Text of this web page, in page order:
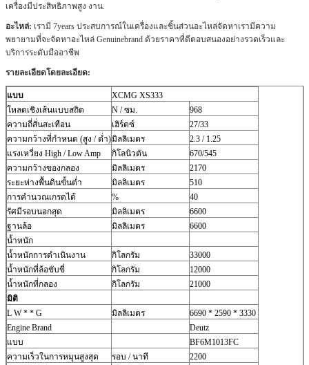
เครื่องมีประสิทธิภาพสูง งาน.
อะไหล่: เรามี 7years ประสบการณ์ในเครื่องและชิ้นส่วนอะไหล่จัดหาเรามีความ
พยายามที่จะจัดหาอะไหล่ Genuinebrand ด้วยราคาที่ดีตอบสนองอย่างรวดเร็วและ
บริการระดับมืออาชีพ
รายละเอียดโดยละเอียด:
แบบ
XCMG XS333
โหลดเชิงเส้นแบบสถิต
N / ซม.
968
ความถี่สั่นสะเทือน
เฮิร์ตซ์
27/33
ความกว้างที่กำหนด (สูง / ต่ำ)มิลลิเมตร
2.3 / 1.25
แรงเหวี่ยง High / Low Amp
กิโลนิวตัน
670/545
ความกว้างของกลอง
มิลลิเมตร
2170
ระยะห่างพื้นดินขั้นต่ำ
มิลลิเมตร
510
การคำนวณเกรดได้
%
40
รัศมีรอบนอกสุด
มิลลิเมตร
6600
ฐานล้อ
มิลลิเมตร
6600
น้ำหนัก
น้ำหนักการดำเนินงาน
กิโลกรัม
33000
น้ำหนักที่ล้อขับขี่
กิโลกรัม
12000
น้ำหนักที่กลอง
กิโลกรัม
21000
มิติ
L W * * G
มิลลิเมตร
6690 * 2590 * 3330
Engine Brand
Deutz
แบบ
BF6M1013FC
ความเร็วในการหมุนสูงสุด
รอบ / นาที
2200